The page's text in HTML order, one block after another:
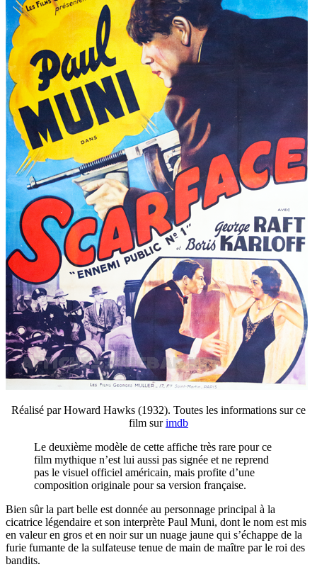
Réalisé par Howard Hawks (1932). Toutes les informations sur ce
film surimdb
Le deuxième modèle de cette affiche très rare pour ce
film mythique n’est lui aussi pas signée et ne reprend
pas le visuel officiel américain, mais profite d’une
composition originale pour sa version française.
Bien sûr la part belle est donnée au personnage principal à la
cicatrice légendaire et son interprète Paul Muni, dont le nom est mis
en valeur en gros et en noir sur un nuage jaune qui s’échappe de la
furie fumante de la sulfateuse tenue de main de maître par le roi des
bandits.